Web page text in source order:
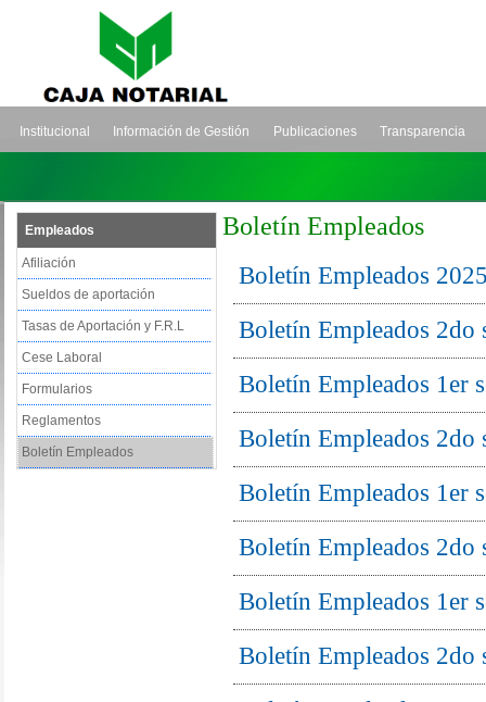
Institucional Información de Gestión Publicaciones Transparencia
Empleados
Afiliación
Sueldos de aportación
Tasas de Aportación y F.R.L
Cese Laboral
Formularios
Reglamentos
Boletín Empleados
Boletín Empleados
Boletín Empleados
Boletín Empleados 2do
Boletín Empleados 1er
Boletín Empleados 2do
Boletín Empleados 1er
Boletín Empleados 2do
Boletín Empleados 1er
Boletín Empleados 2do